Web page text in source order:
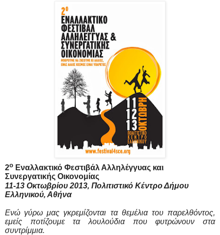
2ο Εναλλακτικό Φεστιβάλ Αλληλέγγυας και
Συνεργατικής Οικονομίας
11-13 Οκτωβρίου 2013, Πολιτιστικό Κέντρο Δήμου
Ελληνικού, Αθήνα
Ενώ γύρω μας γκρεμίζονται τα θεμέλια του παρελθόντος,
εμείς ποτίζουμε τα λουλούδια που φυτρώνουν στα
συντρίμμια.